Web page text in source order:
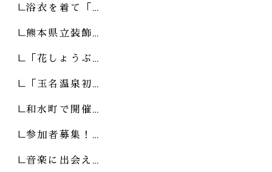
浴衣を着て「…
熊本県立装飾…
「花しょうぶ…
「玉名温泉初…
和水町で開催…
参加者募集！…
音楽に出会え…